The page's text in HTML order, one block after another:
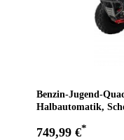
Benzin-Jugend-
Halbautomatik,
749,99 €*